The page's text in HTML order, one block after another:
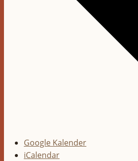
Google Kalender
iCalendar